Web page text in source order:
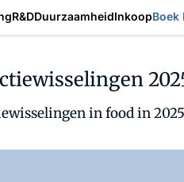
R&DDuurzaamheidInkoop
in food in